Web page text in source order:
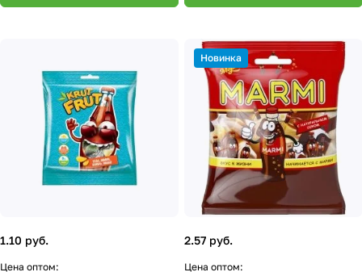
1.10 руб.
Цена оптом:
Новинка
2.57 руб.
Цена оптом: